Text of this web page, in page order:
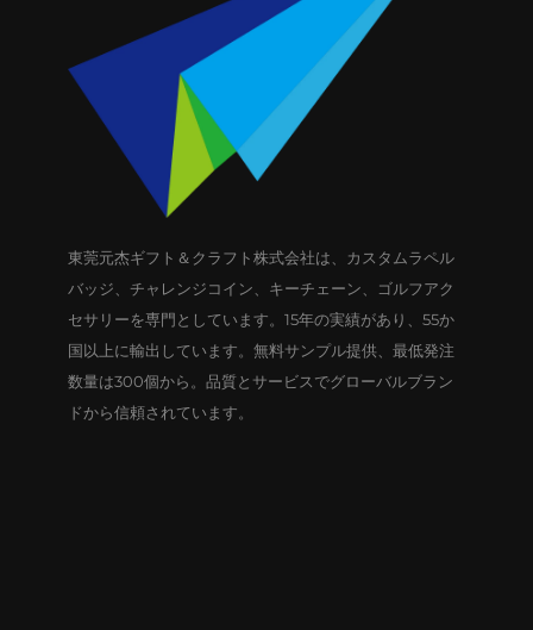
東莞元杰ギフト＆クラフト株式会社は、カスタムラペル
バッジ、チャレンジコイン、キーチェーン、ゴルフアク
セサリーを専門としています。15年の実績があり、55か
国以上に輸出しています。無料サンプル提供、最低発注
数量は300個から。品質とサービスでグローバルブラン
ドから信頼されています。